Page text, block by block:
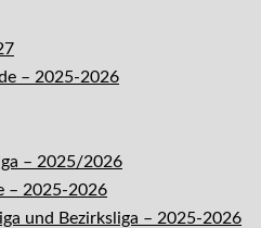
– 2025-2026
– 2025/2026
– 2025-2026
und Bezirksliga – 2025-2026